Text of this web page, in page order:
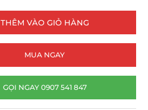
THÊM VÀO GIỎ HÀNG
MUA NGAY
GỌI NGAY 0907 541 847